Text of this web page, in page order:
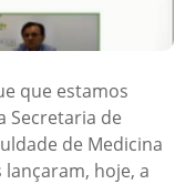
que estamos
Secretaria de
de Medicina
lançaram, hoje, a